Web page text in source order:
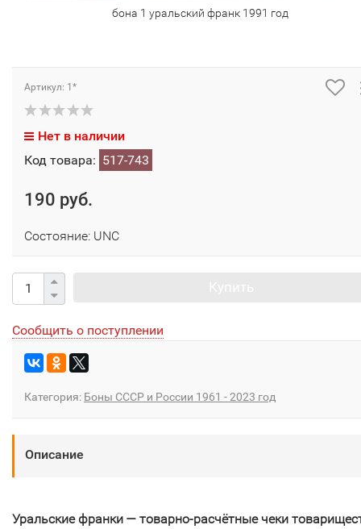
бона 1 уральский франк 1991 год
Артикул: 1*
Нет в наличии
Код товара: 517-743
190 руб.
Состояние: UNC
Сообщить о поступлении
Категория: Боны СССР и России 1961 - 2023 год
Описание
Уральские франки — товарно-расчётные чеки